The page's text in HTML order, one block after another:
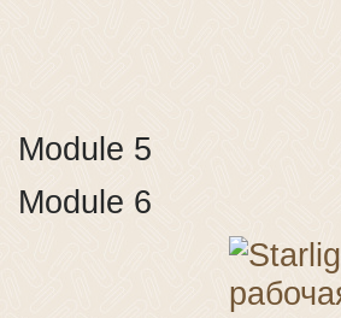
Module 5
Module 6